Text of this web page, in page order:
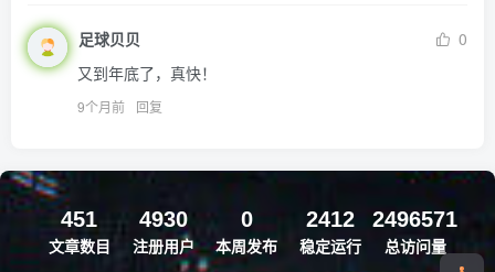
足球贝贝
0
又到年底了，真快！
9个月前 回复
451
文章数目
4930
注册用户
0
本周发布
2412
稳定运行
2496571
总访问量